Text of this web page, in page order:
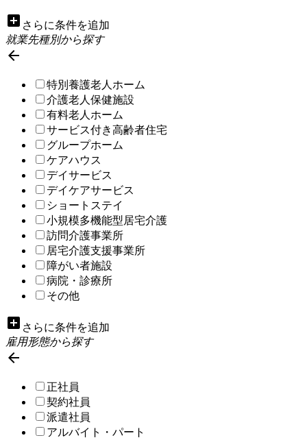
add_box さらに条件を追加
就業先種別から探す

特別養護老人ホーム
介護老人保健施設
有料老人ホーム
サービス付き高齢者住宅
グループホーム
ケアハウス
デイサービス
デイケアサービス
ショートステイ
小規模多機能型居宅介護
訪問介護事業所
居宅介護支援事業所
障がい者施設
病院・診療所
その他
add_box さらに条件を追加
雇用形態から探す

正社員
契約社員
派遣社員
アルバイト・パート